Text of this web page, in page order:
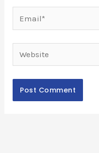
Email*
Website